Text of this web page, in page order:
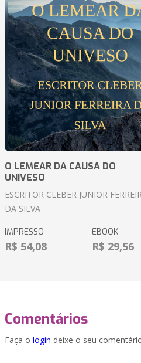
O LEMEAR DA CAUSA DO
UNIVESO
ESCRITOR CLEBER JUNIOR
DA SILVA
IMPRESSO
R$ 54,08
EBOOK
R$ 29,56
Comentários
Faça o login deixe o seu